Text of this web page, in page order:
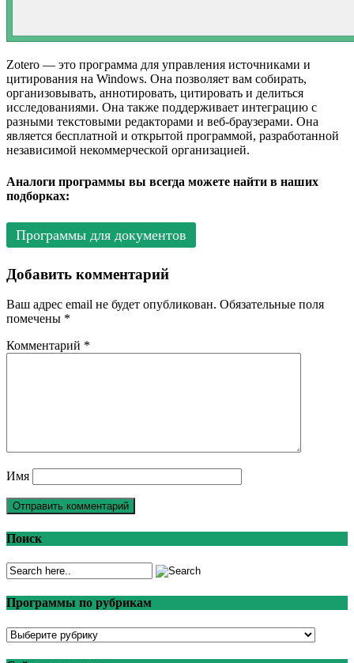
Zotero — это программа для управления источниками и
цитирования на Windows. Она позволяет вам собирать,
организовывать, аннотировать, цитировать и делиться
исследованиями. Она также поддерживает интеграцию с
разными текстовыми редакторами и веб-браузерами. Она
является бесплатной и открытой программой, разработанной
независимой некоммерческой организацией.
Аналоги программы вы всегда можете найти в наших
подборках:
Программы для документов
Добавить комментарий
Ваш адрес email не будет опубликован. Обязательные поля
помечены *
Комментарий *
Имя
Поиск
Программы по рубрикам
Программы